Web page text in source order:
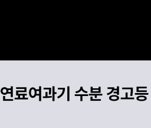
연료여과기 수분 경고등